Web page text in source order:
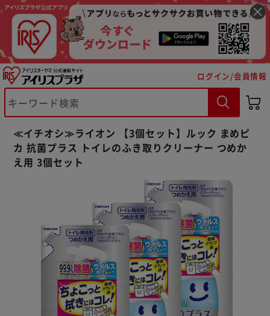
ログイン/会員情報
≪イチオシ≫ライオン 【3個セット】ルック まめピ
カ 抗菌プラス トイレのふき取りクリーナー つめか
え用 3個セット
カートに入れる 購入手続きへ